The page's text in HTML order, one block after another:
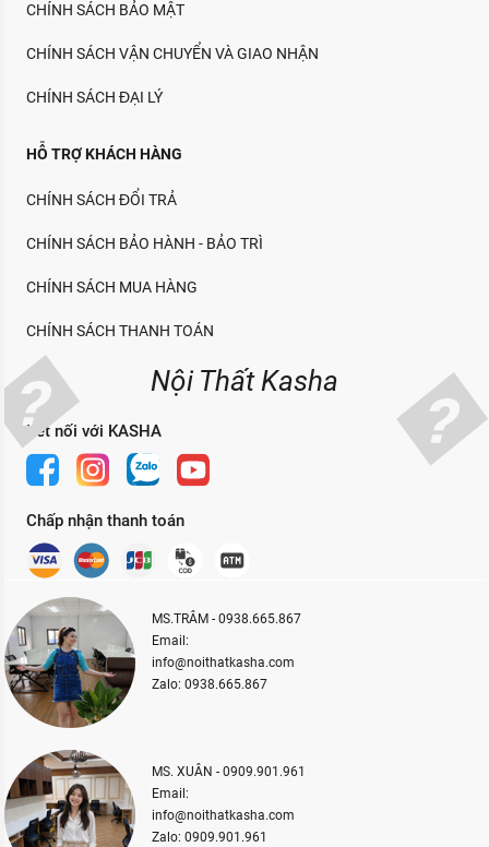
CHÍNH SÁCH BẢO MẬT
CHÍNH SÁCH VẬN CHUYỂN VÀ GIAO NHẬN
CHÍNH SÁCH ĐẠI LÝ
HỖ TRỢ KHÁCH HÀNG
CHÍNH SÁCH ĐỔI TRẢ
CHÍNH SÁCH BẢO HÀNH - BẢO TRÌ
CHÍNH SÁCH MUA HÀNG
CHÍNH SÁCH THANH TOÁN
Nội Thất Kasha
Kết nối với KASHA
Chấp nhận thanh toán
MS.TRÂM - 0938.665.867
Email:
info@noithatkasha.com
Zalo: 0938.665.867
MS. XUÂN - 0909.901.961
Email:
info@noithatkasha.com
Zalo: 0909.901.961